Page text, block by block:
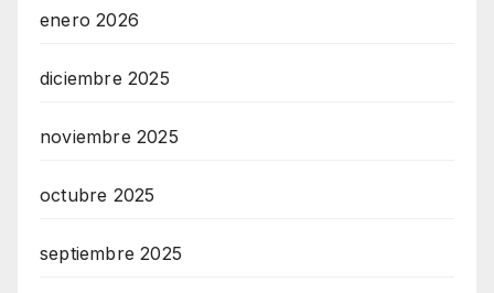
enero 2026
diciembre 2025
noviembre 2025
octubre 2025
septiembre 2025